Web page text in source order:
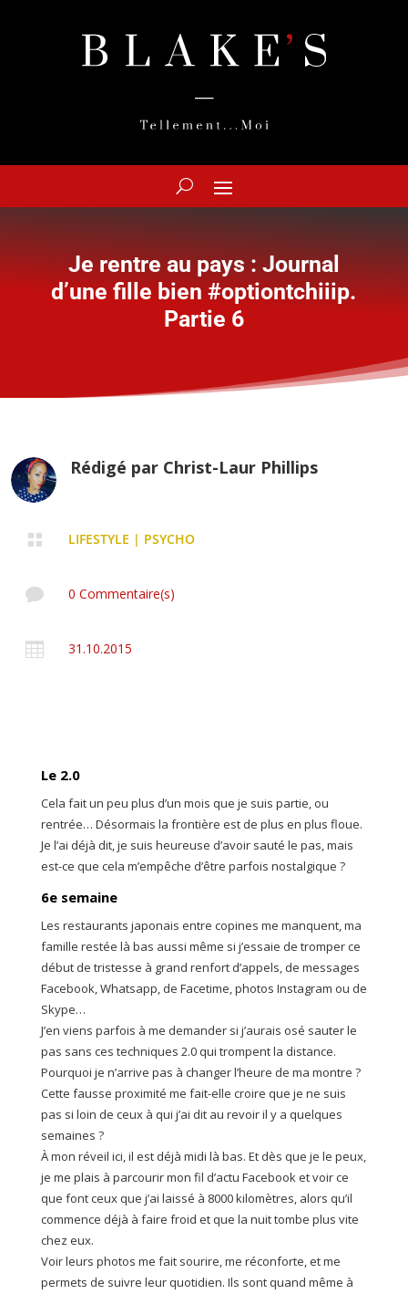
Je rentre au pays : Journal
d’une fille bien #optiontchiiip.
Partie 6
Rédigé par Christ-Laur Phillips
 LIFESTYLE | PSYCHO
 0 Commentaire(s)
 31.10.2015
Le 2.0
Cela fait un peu plus d’un mois que je suis partie, ou
rentrée… Désormais la frontière est de plus en plus floue.
Je l’ai déjà dit, je suis heureuse d’avoir sauté le pas, mais
est-ce que cela m’empêche d’être parfois nostalgique ?
6e semaine
Les restaurants japonais entre copines me manquent, ma
famille restée là bas aussi même si j’essaie de tromper ce
début de tristesse à grand renfort d’appels, de messages
Facebook, Whatsapp, de Facetime, photos Instagram ou de
Skype…
J’en viens parfois à me demander si j’aurais osé sauter le
pas sans ces techniques 2.0 qui trompent la distance.
Pourquoi je n’arrive pas à changer l’heure de ma montre ?
Cette fausse proximité me fait-elle croire que je ne suis
pas si loin de ceux à qui j’ai dit au revoir il y a quelques
semaines ?
À mon réveil ici, il est déjà midi là bas. Et dès que je le peux,
je me plais à parcourir mon fil d’actu Facebook et voir ce
que font ceux que j’ai laissé à 8000 kilomètres, alors qu’il
commence déjà à faire froid et que la nuit tombe plus vite
chez eux.
Voir leurs photos me fait sourire, me réconforte, et me
permets de suivre leur quotidien. Ils sont quand même à